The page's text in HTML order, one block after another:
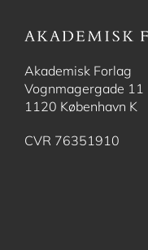
Akademisk Forlag
Vognmagergade 11
1120 København K
CVR 76351910